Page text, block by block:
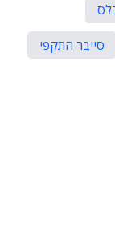
סייבר התקפי